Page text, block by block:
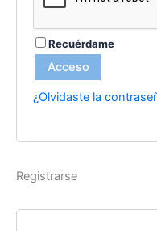
Recuérdame
Acceso
¿Olvidaste la
Registrarse